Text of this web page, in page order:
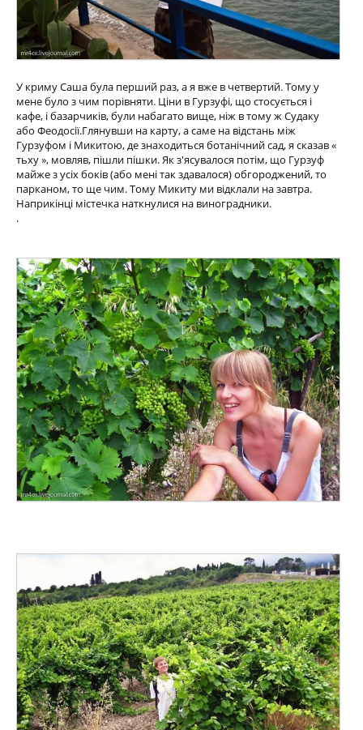
У криму Саша була перший раз, а я вже в четвертий. Тому у
мене було з чим порівняти. Ціни в Гурзуфі, що стосується і
кафе, і базарчиків, були набагато вище, ніж в тому ж Судаку
або Феодосії.Глянувши на карту, а саме на відстань між
Гурзуфом і Микитою, де знаходиться ботанічний сад, я сказав «
тьху », мовляв, пішли пішки. Як з'ясувалося потім, що Гурзуф
майже з усіх боків (або мені так здавалося) обгороджений, то
парканом, то ще чим. Тому Микиту ми відклали на завтра.
Наприкінці містечка наткнулися на виноградники.
.